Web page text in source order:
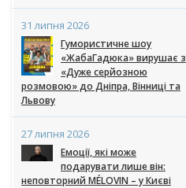
31 липня 2026
Гумористичне шоу
«ЖабаГадюка» вирушає з
«Дуже серйозною
розмовою» до Дніпра, Вінниці та
Львову
27 липня 2026
Емоції, які може
подарувати лише він:
неповторний MÉLOVIN – у Києві